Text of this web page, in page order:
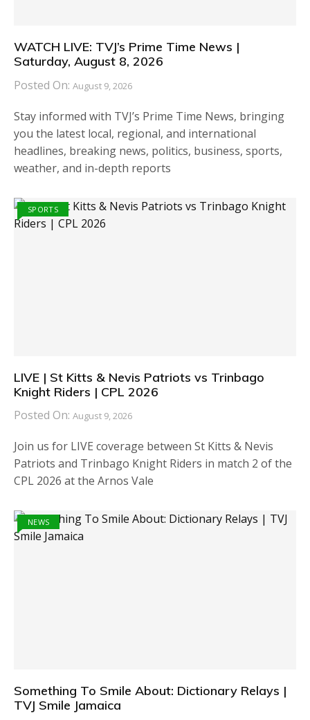
WATCH LIVE: TVJ’s Prime Time News |
Saturday, August 8, 2026
Posted On: August 9, 2026
Stay informed with TVJ’s Prime Time News, bringing
you the latest local, regional, and international
headlines, breaking news, politics, business, sports,
weather, and in-depth reports
SPORTS
LIVE | St Kitts & Nevis Patriots vs Trinbago
Knight Riders | CPL 2026
Posted On: August 9, 2026
Join us for LIVE coverage between St Kitts & Nevis
Patriots and Trinbago Knight Riders in match 2 of the
CPL 2026 at the Arnos Vale
NEWS
Something To Smile About: Dictionary Relays |
TVJ Smile Jamaica